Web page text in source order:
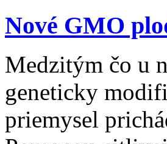
Nové GMO
Medzitým čo u
geneticky
priemysel